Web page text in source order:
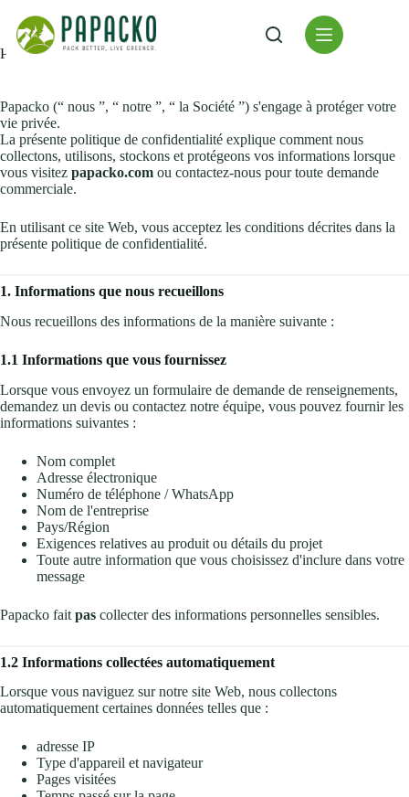
content
Politique de confidentialité
Papacko (“ nous ”, “ notre ”, “ la Société ”) s'engage à protéger votre
vie privée.
La présente politique de confidentialité explique comment nous
collectons, utilisons, stockons et protégeons vos informations lorsque
vous visitez papacko.com ou contactez-nous pour toute demande
commerciale.
En utilisant ce site Web, vous acceptez les conditions décrites dans la
présente politique de confidentialité.
1. Informations que nous recueillons
Nous recueillons des informations de la manière suivante :
1.1 Informations que vous fournissez
Lorsque vous envoyez un formulaire de demande de renseignements,
demandez un devis ou contactez notre équipe, vous pouvez fournir les
informations suivantes :
Nom complet
Adresse électronique
Numéro de téléphone / WhatsApp
Nom de l'entreprise
Pays/Région
Exigences relatives au produit ou détails du projet
Toute autre information que vous choisissez d'inclure dans votre
message
Papacko fait pas collecter des informations personnelles sensibles.
1.2 Informations collectées automatiquement
Lorsque vous naviguez sur notre site Web, nous collectons
automatiquement certaines données telles que :
adresse IP
Type d'appareil et navigateur
Pages visitées